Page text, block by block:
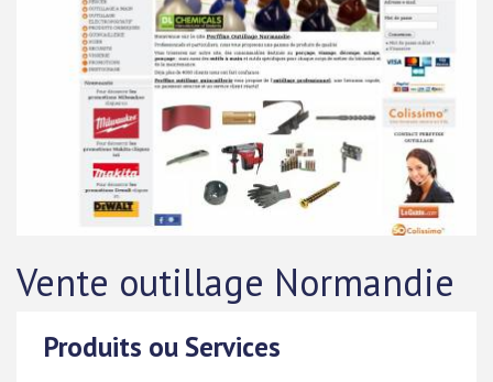
Vente outillage Normandie
Produits ou Services